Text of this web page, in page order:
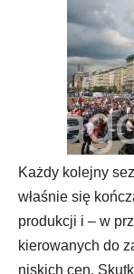
Każdy kolejny
właśnie się
produkcji i – w
kierowanych do
niskich cen.